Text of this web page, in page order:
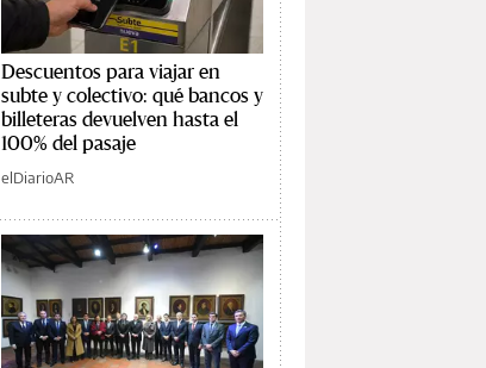
Descuentos para viajar en
subte y colectivo: qué bancos y
billeteras devuelven hasta el
100% del pasaje
elDiarioAR